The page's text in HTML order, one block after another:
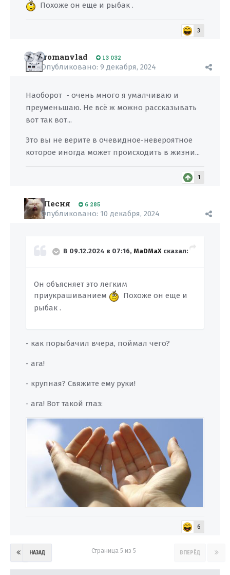
Похоже он еще и рыбак .
3
romanvlad 13 032
Опубликовано: 9 декабря, 2024
Наоборот - очень много я умалчиваю и
преуменьшаю. Не всё ж можно рассказывать
вот так вот...
Это вы не верите в очевидное-невероятное
которое иногда может происходить в жизни...
1
Песня 6 285
Опубликовано: 10 декабря, 2024
В 09.12.2024 в 07:16, MaDMaX сказал:
Он объясняет это легким
приукрашиванием
Похоже он еще и
рыбак .
- как порыбачил вчера, поймал чего?
- ага!
- крупная? Свяжите ему руки!
- ага! Вот такой глаз:
6
НАЗАД ВПЕРЁД
Страница 5 из 5